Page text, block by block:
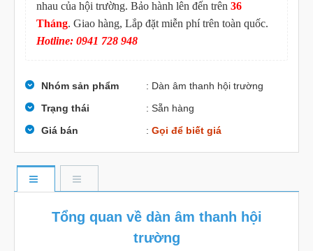
nhau của hội trường. Bảo hành lên đến trên 36
Tháng. Giao hàng, Lắp đặt miễn phí trên toàn quốc.
Hotline: 0941 728 948
Nhóm sản phẩm
: Dàn âm thanh hội trường
Trạng thái
: Sẵn hàng
Giá bán
: Gọi để biết giá
Tổng quan về dàn âm thanh hội
trường